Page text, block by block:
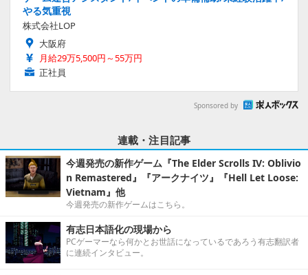
やる気重視
株式会社LOP
大阪府
月給29万5,500円～55万円
正社員
Sponsored by
連載・注目記事
今週発売の新作ゲーム『The Elder Scrolls IV: Oblivio
n Remastered』『アークナイツ』『Hell Let Loose:
Vietnam』他
今週発売の新作ゲームはこちら。
有志日本語化の現場から
PCゲーマーなら何かとお世話になっているであろう有志翻訳者
に連続インタビュー。